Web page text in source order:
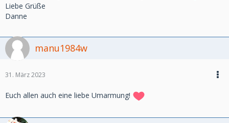
Liebe Grüße
Danne
manu1984w
31. März 2023
Euch allen auch eine liebe Umarmung!